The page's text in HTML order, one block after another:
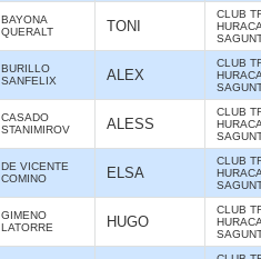
BAYONA
QUERALT
TONI
CLUB
BURILLO
SANFELIX
ALEX
CLUB
CASADO
STANIMIROV
ALESS
CLUB
DE VICENTE
COMINO
ELSA
CLUB
GIMENO
LATORRE
HUGO
CLUB